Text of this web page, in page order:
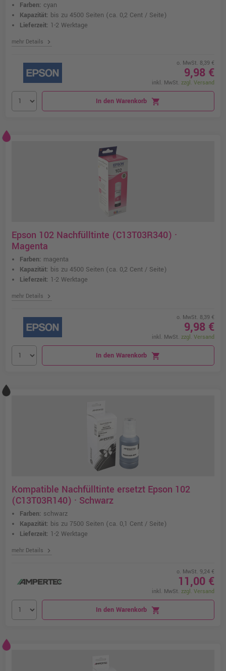
Farben: cyan
Kapazität: bis zu 4500 Seiten (ca. 0,2 Cent / Seite)
Lieferzeit: 1-2 Werktage
mehr Details chevron_right
o. MwSt. 8,39 €
9,98 €
inkl. MwSt. zzgl. Versand
In den Warenkorb shopping_cart
Epson 102 Nachfülltinte (C13T03R340) ·
Magenta
Farben: magenta
Kapazität: bis zu 4500 Seiten (ca. 0,2 Cent / Seite)
Lieferzeit: 1-2 Werktage
mehr Details chevron_right
o. MwSt. 8,39 €
9,98 €
inkl. MwSt. zzgl. Versand
In den Warenkorb shopping_cart
Kompatible Nachfülltinte ersetzt Epson 102
(C13T03R140) · Schwarz
Farben: schwarz
Kapazität: bis zu 7500 Seiten (ca. 0,1 Cent / Seite)
Lieferzeit: 1-2 Werktage
mehr Details chevron_right
o. MwSt. 9,24 €
11,00 €
inkl. MwSt. zzgl. Versand
In den Warenkorb shopping_cart